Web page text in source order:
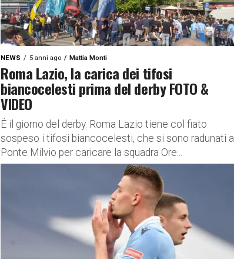
NEWS 5 anni ago Mattia Monti
Roma Lazio, la carica dei tifosi
biancocelesti prima del derby FOTO &
VIDEO
É il giorno del derby. Roma Lazio tiene col fiato
sospeso i tifosi biancocelesti, che si sono radunati a
Ponte Milvio per caricare la squadra Ore...